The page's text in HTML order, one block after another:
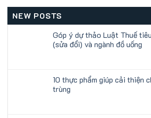
NEW POSTS
Góp ý dự thảo Luật Thuế
(sửa đổi) và ngành đồ uống
10 thực phẩm giúp cải thiện
trùng